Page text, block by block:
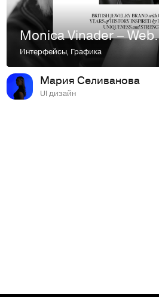
Интерфейсы, Графика
Мария Селиванова
UI дизайн